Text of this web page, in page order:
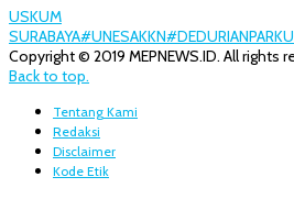
USKUM
SURABAYA#UNESAKKN#DEDURIANPARK
Copyright © 2019 MEPNEWS.ID. All rights
Back to top.
Tentang Kami
Redaksi
Disclaimer
Kode Etik